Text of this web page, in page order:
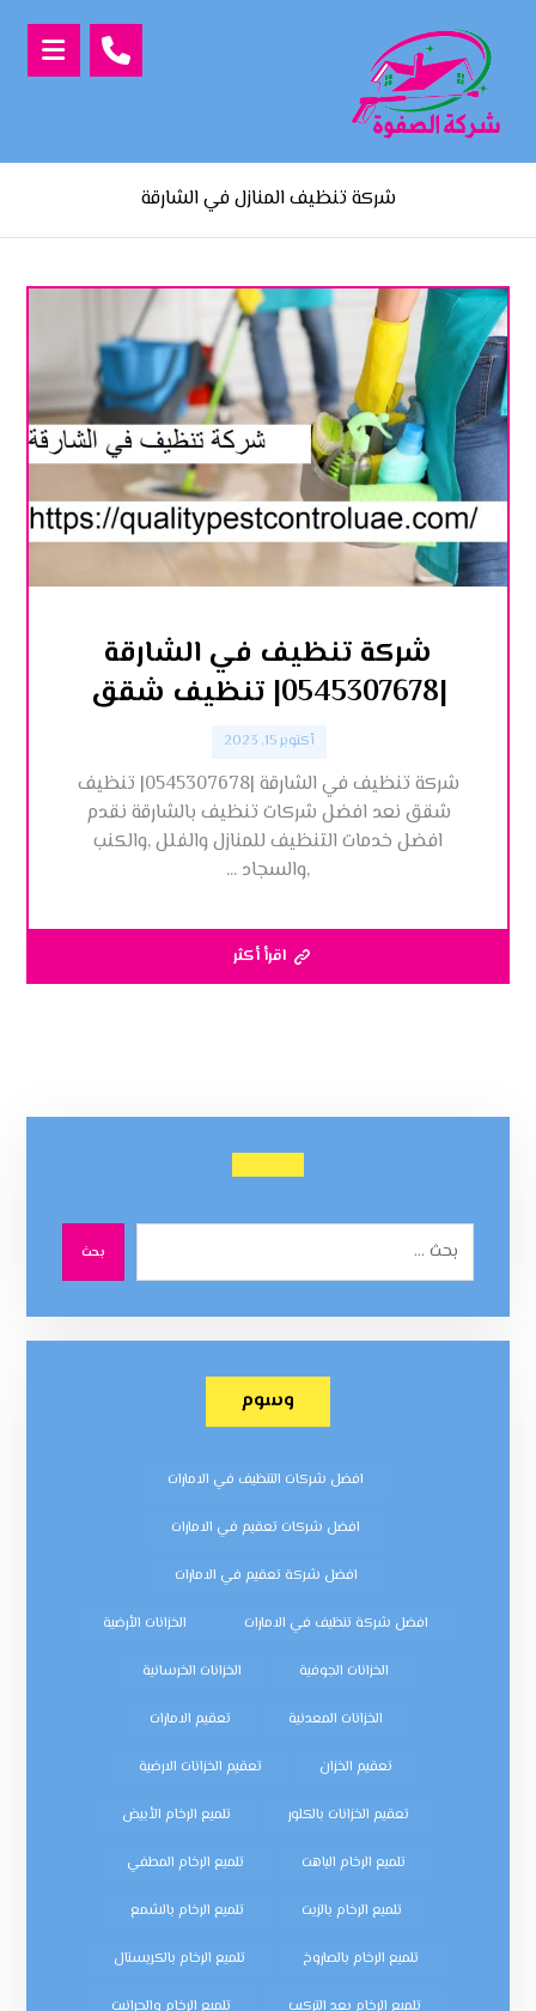
شركة تنظيف المنازل في الشارقة
شركة تنظيف في الشارقة
|0545307678| تنظيف شقق
أكتوبر 15, 2023
شركة تنظيف في الشارقة |0545307678| تنظيف
شقق نعد افضل شركات تنظيف بالشارقة نقدم
افضل خدمات التنظيف للمنازل والفلل ,والكنب
,والسجاد ...
اقرأ أكثر
بحث
وسوم
افضل شركات التنظيف في الامارات
افضل شركات تعقيم في الامارات
افضل شركة تعقيم في الامارات
افضل شركة تنظيف في الامارات الخزانات الأرضية
الخزانات الجوفية الخزانات الخرسانية
الخزانات المعدنية تعقيم الامارات
تعقيم الخزان تعقيم الخزانات الارضية
تعقيم الخزانات بالكلور تلميع الرخام الأبيض
تلميع الرخام الباهت تلميع الرخام المطفي
تلميع الرخام بالزيت تلميع الرخام بالشمع
تلميع الرخام بالصاروخ تلميع الرخام بالكريستال